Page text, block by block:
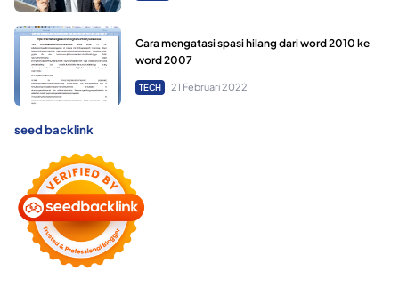
Cara mengatasi spasi hilang dari word 2010 ke
word 2007
TECH 21 Februari 2022
seed backlink